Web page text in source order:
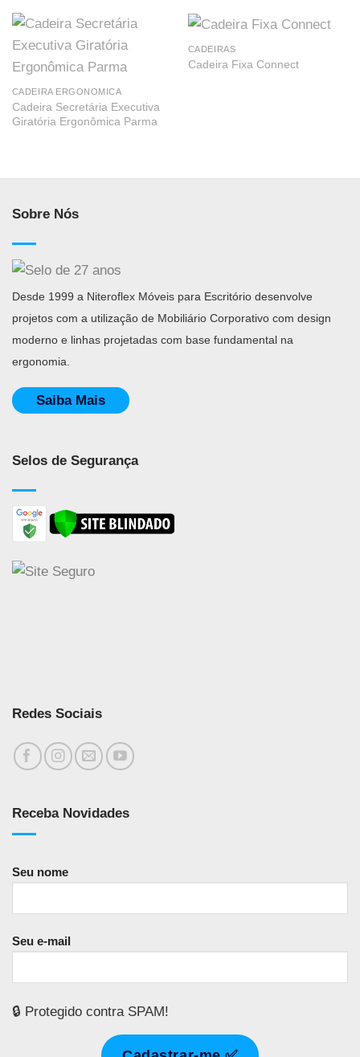
CADEIRA ERGONOMICA
Cadeira Secretária Executiva
Giratória Ergonômica Parma
CADEIRAS
Cadeira Fixa Connect
Sobre Nós
Desde 1999 a Niteroflex Móveis para Escritório desenvolve
projetos com a utilização de Mobiliário Corporativo com design
moderno e linhas projetadas com base fundamental na
ergonomia.
Saiba Mais
Selos de Segurança
Redes Sociais
Receba Novidades
Seu nome
Seu e-mail
🔒 Protegido contra SPAM!